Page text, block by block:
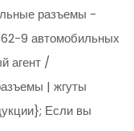
разъемы -
9 автомобильных
агент /
| жгуты
Если вы